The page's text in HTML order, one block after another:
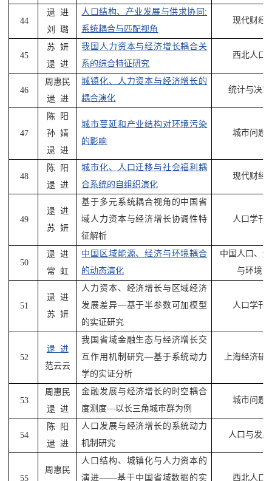
44
逯 进
刘
璐
人口结构、产业发展与供求协同 :
系统耦合与匹配视角
现代财经
45
苏 妍
逯 进
我国人力资本与经济增长耦合关
系的综合特征研究
西北人口
46
周惠民
逯 进
城镇化、人力资本与经济增长的
耦合演化
统计与决策
47
陈
阳
孙 婧
逯 进
城市蔓延和产业结构对环境污染
的影响
城市问题
48
陈
阳
逯 进
城市化、人口迁移与社会福利耦
合系统的自组织演化
现代财经
49
逯 进
苏 妍
基于多元系统耦合视角的中国省
域人力资本与经济增长协调性特
征解析
人口学刊
50
逯 进
常 虹
中国区域能源、经济与环境耦合
的动态演化
中国人口、
与环境
51
逯 进
苏 妍
人力资本、经济增长与区域经济
发展差异—基于半参数可加模型
的实证研究
人口学刊
52
逯 进
范云云
我国省域金融生态与经济增长交
互作用机制研究—基于系统动力
学的实证分析
上海经济研
53
周惠民
逯 进
金融发展与经济增长的时空耦合
度测度—以长三角城市群为例
城市问题
54
陈
阳
逯 进
人口发展与经济增长的系统动力
机制研究
人口与发展
55
周惠民
人口结构、城镇化与人力资本的
演进——基于中国省域数据的实 西北人口